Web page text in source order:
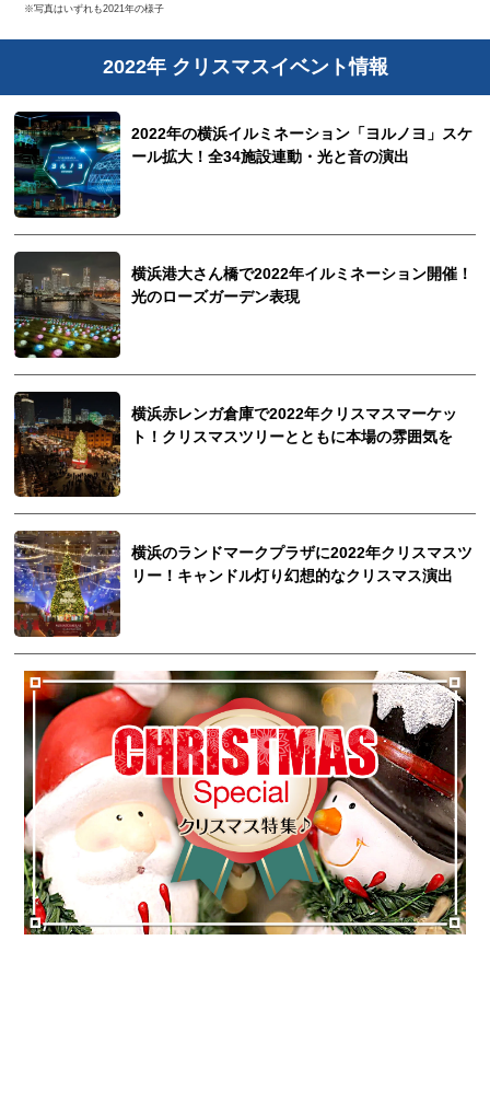
※写真はいずれも2021年の様子
2022年 クリスマスイベント情報
2022年の横浜イルミネーション「ヨルノヨ」スケ
ール拡大！全34施設連動・光と音の演出
横浜港大さん橋で2022年イルミネーション開催！
光のローズガーデン表現
横浜赤レンガ倉庫で2022年クリスマスマーケッ
ト！クリスマスツリーとともに本場の雰囲気を
横浜のランドマークプラザに2022年クリスマスツ
リー！キャンドル灯り幻想的なクリスマス演出